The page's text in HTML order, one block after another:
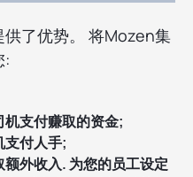
了优势。 将Mozen集
:
支付赚取的资金;
支付人手;
外收入. 为您的员工设定